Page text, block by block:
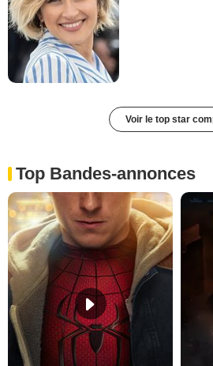
Voir le top star
Top Bandes-annonces